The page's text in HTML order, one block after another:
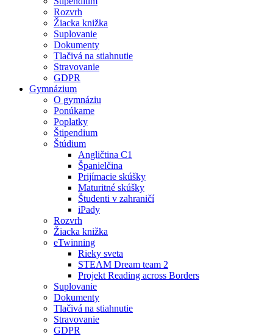
Rozvrh
Žiacka knižka
Suplovanie
Dokumenty
Tlačivá na stiahnutie
Stravovanie
GDPR
Gymnázium
O gymnáziu
Ponúkame
Poplatky
Štipendium
Štúdium
Angličtina C1
Španielčina
Prijímacie skúšky
Maturitné skúšky
Študenti v zahraničí
iPady
Rozvrh
Žiacka knižka
eTwinning
Rieky sveta
STEAM Dream team 2
Projekt Reading across Borders
Suplovanie
Dokumenty
Tlačivá na stiahnutie
Stravovanie
GDPR